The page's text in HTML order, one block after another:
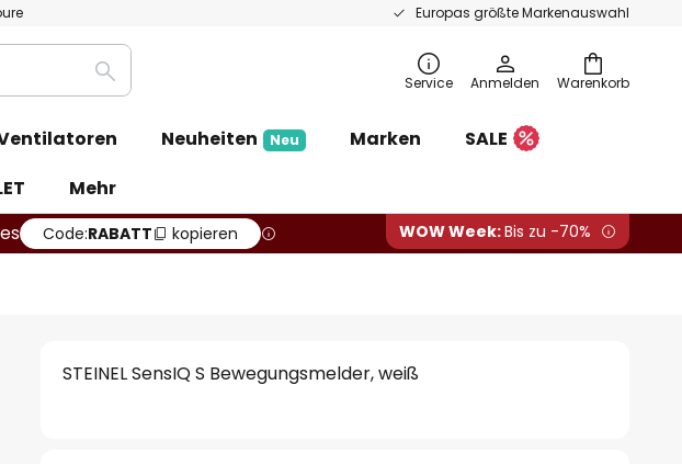
Europas größte Markenauswahl
Warenkorb
Suche Service Anmelden
Neuheiten Neu Marken
SALE
Mehr
Code:RABATT kopieren WOW Week:Bis zu -70%
STEINEL SensIQ S Bewegungsmelder, weiß